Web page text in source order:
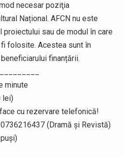
necesar poziţia
Național. AFCN nu este
sau de modul în care
folosite. Acestea sunt în
finanțării.
minute
lei)
cu rezervare telefonică!
(Dramă și Revistă)